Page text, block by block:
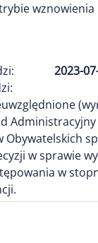
2023-
Obywatelskich
w sprawie
w